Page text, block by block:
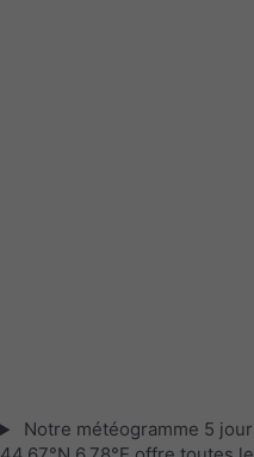
Notre météogramme 5